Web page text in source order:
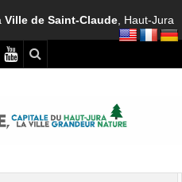
Ville de Saint-Claude , Haut-Jura